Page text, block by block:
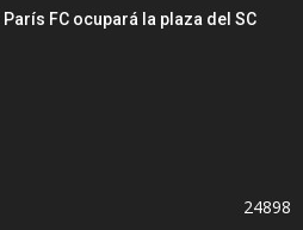
París FC ocupará la plaza del SC
24898